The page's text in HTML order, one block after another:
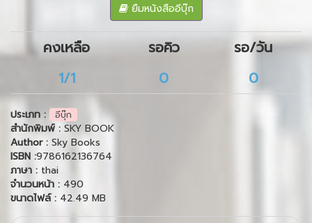
ยืมหนังสืออีบุ๊ก
คงเหลือ รอคิว
รอ/วัน
1/1
0 0
ประเภท : อีบุ๊ก
สำนักพิมพ์ : SKY BOOK
Author : Sky Books
ISBN :9786162136764
ภาษา : thai
จำนวนหน้า : 490
ขนาดไฟล์ : 42.49 MB